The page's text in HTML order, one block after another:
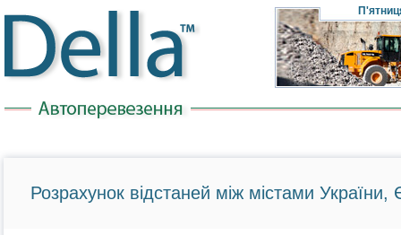
Розрахунок відстаней між містами України,